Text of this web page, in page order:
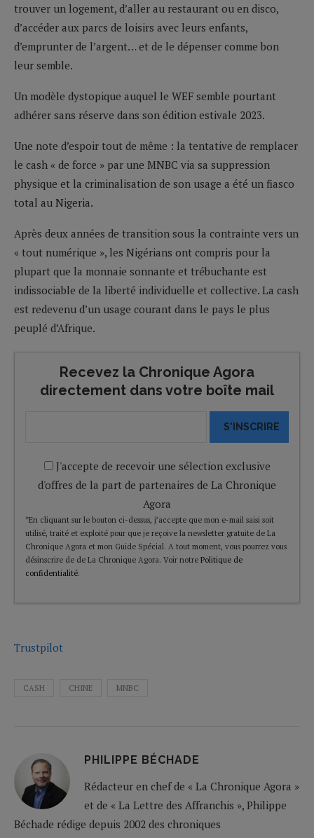
trouver un logement, d’aller au restaurant ou en disco,
d’accéder aux parcs de loisirs avec leurs enfants,
d’emprunter de l’argent… et de le dépenser comme bon
leur semble.
Un modèle dystopique auquel le WEF semble pourtant
adhérer sans réserve dans son édition estivale 2023.
Une note d’espoir tout de même : la tentative de remplacer
le cash « de force » par une MNBC via sa suppression
physique et la criminalisation de son usage a été un fiasco
total au Nigeria.
Après deux années de transition sous la contrainte vers un
« tout numérique », les Nigérians ont compris pour la
plupart que la monnaie sonnante et trébuchante est
indissociable de la liberté individuelle et collective. La cash
est redevenu d’un usage courant dans le pays le plus
peuplé d’Afrique.
Recevez la Chronique Agora
directement dans votre boîte mail
S'INSCRIRE
J'accepte de recevoir une sélection exclusive
d'offres de la part de partenaires de La Chronique
Agora
*En cliquant sur le bouton ci-dessus, j’accepte que mon e-mail saisi soit
utilisé, traité et exploité pour que je reçoive la newsletter gratuite de La
Chronique Agora et mon Guide Spécial. A tout moment, vous pourrez vous
désinscrire de de La Chronique Agora. Voir notre Politique de
confidentialité.
Trustpilot
CASH CHINE MNBC
PHILIPPE BÉCHADE
Rédacteur en chef de « La Chronique Agora »
et de « La Lettre des Affranchis », Philippe
Béchade rédige depuis 2002 des chroniques